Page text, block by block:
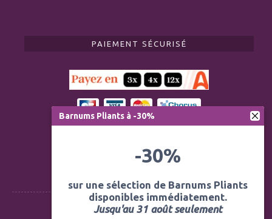
PAIEMENT SÉCURISÉ
Barnums Pliants à -30%
-30%
sur une sélection de Barnums Pliants
disponibles immédiatement.
Jusqu'au 31 août seulement